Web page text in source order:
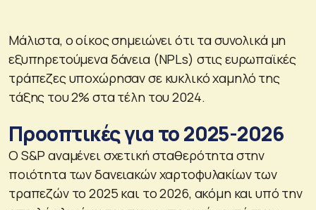
Μάλιστα, ο οίκος σημειώνει ότι τα συνολικά μη
εξυπηρετούμενα δάνεια (NPLs) στις ευρωπαϊκές
τράπεζες υποχώρησαν σε κυκλικό χαμηλό της
τάξης του 2% στα τέλη του 2024.
Προοπτικές για το 2025-2026
Ο S&P αναμένει σχετική σταθερότητα στην
ποιότητα των δανειακών χαρτοφυλακίων των
τραπεζών το 2025 και το 2026, ακόμη και υπό την